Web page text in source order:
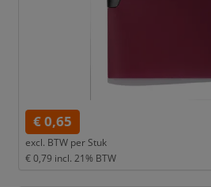
€ 0,65
excl. BTW per Stuk
€ 0,79 incl. 21% BTW